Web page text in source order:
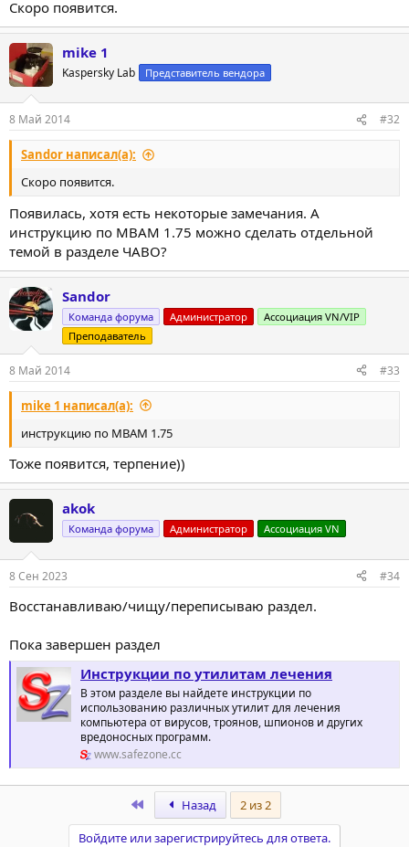
Скоро появится.
mike 1
Kaspersky Lab Представитель вендора
8 Май 2014 #32
Sandor написал(а):
Скоро появится.
Появилась, хотя есть некоторые замечания. А
инструкцию по MBAM 1.75 можно сделать отдельной
темой в разделе ЧАВО?
Sandor
Команда форума Администратор
Ассоциация VN/VIP
Преподаватель
8 Май 2014 #33
mike 1 написал(а):
инструкцию по MBAM 1.75
Тоже появится, терпение))
akok
Команда форума Администратор Ассоциация VN
8 Сен 2023 #34
Восстанавливаю/чищу/переписываю раздел.
Пока завершен раздел
Инструкции по утилитам лечения
В этом разделе вы найдете инструкции по
использованию различных утилит для лечения
компьютера от вирусов, троянов, шпионов и других
вредоносных программ.
www.safezone.cc
Назад
2 из 2
Войдите или зарегистрируйтесь для ответа.